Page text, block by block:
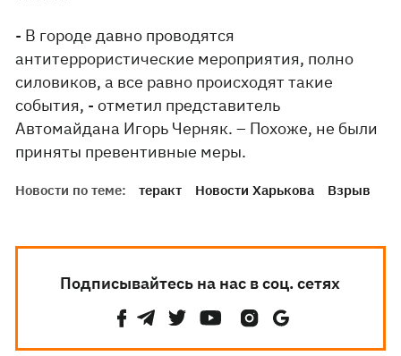
- В городе давно проводятся
антитеррористические мероприятия, полно
силовиков, а все равно происходят такие
события, - отметил представитель
Автомайдана Игорь Черняк. – Похоже, не были
приняты превентивные меры.
Новости по теме: теракт Новости Харькова Взрыв
Подписывайтесь на нас в соц. сетях